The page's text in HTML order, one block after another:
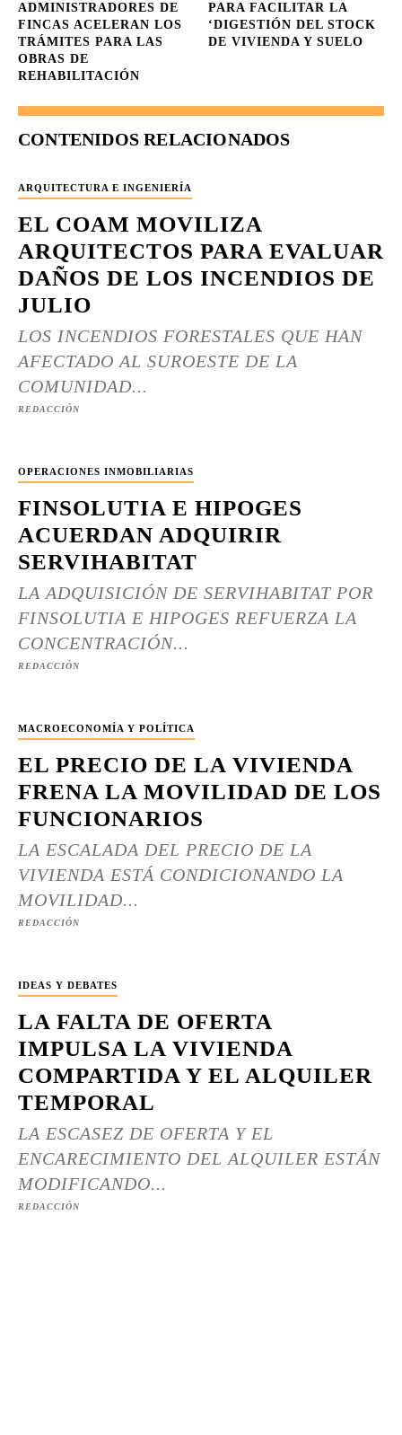
ADMINISTRADORES DE
FINCAS ACELERAN LOS
TRÁMITES PARA LAS
OBRAS DE
REHABILITACIÓN
PARA FACILITAR LA
‘DIGESTIÓN DEL STOCK
DE VIVIENDA Y SUELO
CONTENIDOS RELACIONADOS
ARQUITECTURA E INGENIERÍA
EL COAM MOVILIZA
ARQUITECTOS PARA EVALUAR
DAÑOS DE LOS INCENDIOS DE
JULIO
LOS INCENDIOS FORESTALES QUE HAN
AFECTADO AL SUROESTE DE LA
COMUNIDAD...
REDACCIÓN
OPERACIONES INMOBILIARIAS
FINSOLUTIA E HIPOGES
ACUERDAN ADQUIRIR
SERVIHABITAT
LA ADQUISICIÓN DE SERVIHABITAT POR
FINSOLUTIA E HIPOGES REFUERZA LA
CONCENTRACIÓN...
REDACCIÓN
MACROECONOMÍA Y POLÍTICA
EL PRECIO DE LA VIVIENDA
FRENA LA MOVILIDAD DE LOS
FUNCIONARIOS
LA ESCALADA DEL PRECIO DE LA
VIVIENDA ESTÁ CONDICIONANDO LA
MOVILIDAD...
REDACCIÓN
IDEAS Y DEBATES
LA FALTA DE OFERTA
IMPULSA LA VIVIENDA
COMPARTIDA Y EL ALQUILER
TEMPORAL
LA ESCASEZ DE OFERTA Y EL
ENCARECIMIENTO DEL ALQUILER ESTÁN
MODIFICANDO...
REDACCIÓN